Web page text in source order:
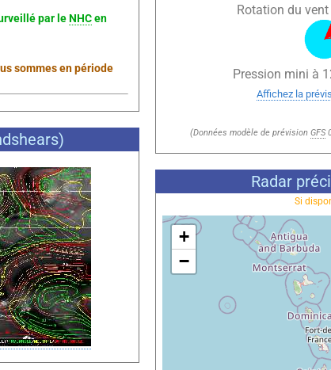
par leNHCen
sommes en période
Rotation du
Pression mini à
Affichez la
(Données modèle de prévision GFS
Radar
Si